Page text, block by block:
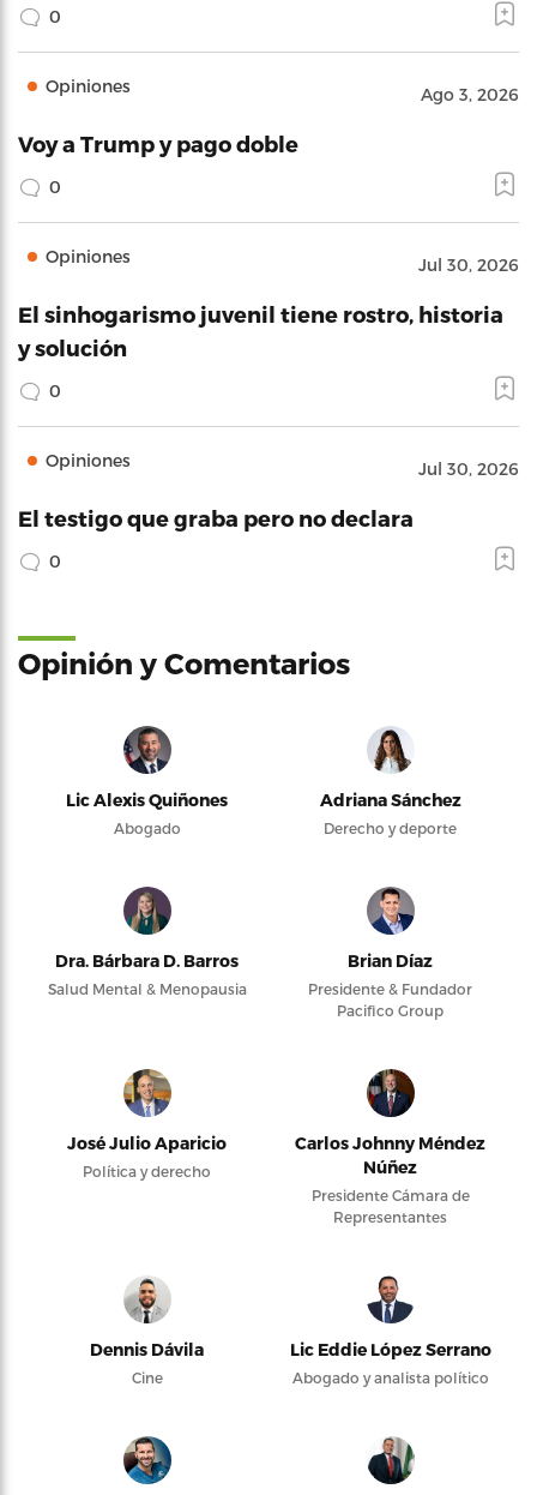
0
Opiniones Ago 3, 2026
Voy a Trump y pago doble
0
Opiniones Jul 30, 2026
El sinhogarismo juvenil tiene rostro, historia
y solución
0
Opiniones Jul 30, 2026
El testigo que graba pero no declara
0
Opinión y Comentarios
Lic Alexis Quiñones
Abogado
Adriana Sánchez
Derecho y deporte
Dra. Bárbara D. Barros
Salud Mental & Menopausia
Brian Díaz
Presidente & Fundador
Pacifico Group
José Julio Aparicio
Política y derecho
Carlos Johnny Méndez
Núñez
Presidente Cámara de
Representantes
Dennis Dávila
Cine
Lic Eddie López Serrano
Abogado y analista político